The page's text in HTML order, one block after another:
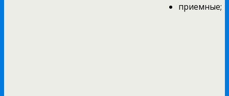
приемные;